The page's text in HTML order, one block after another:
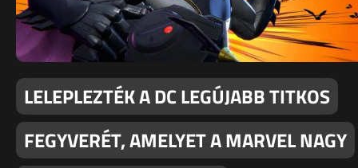
LELEPLEZTÉK A DC LEGÚJABB TITKOS
FEGYVERÉT, AMELYET A MARVEL NAGY